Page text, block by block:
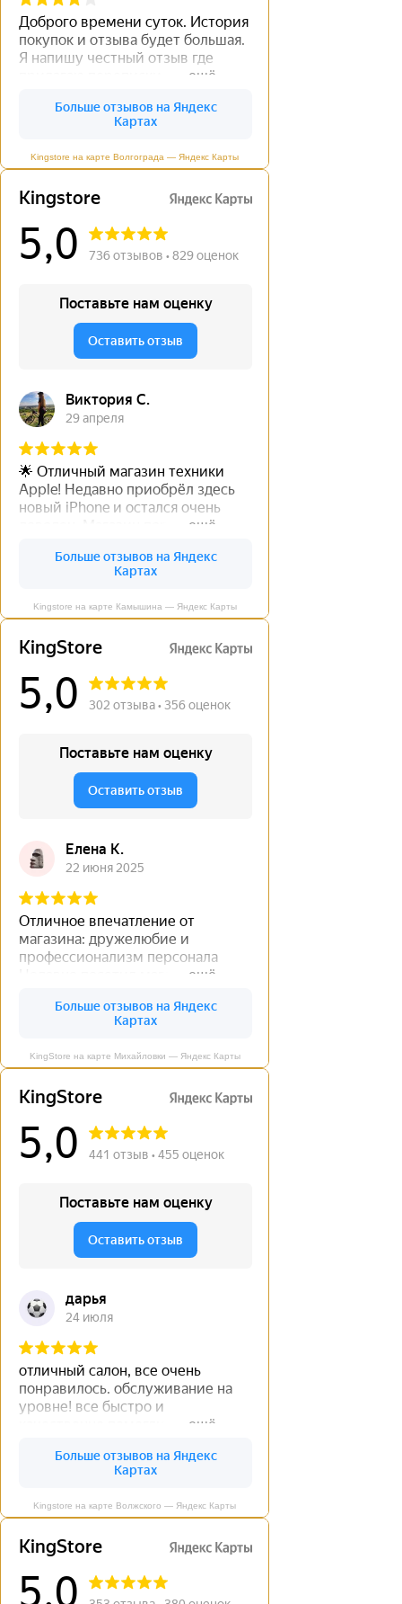
Kingstore на карте Волгограда — Яндекс Карты
Kingstore на карте Камышина — Яндекс Карты
KingStore на карте Михайловки — Яндекс Карты
Kingstore на карте Волжского — Яндекс Карты
←